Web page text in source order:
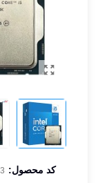
کد محصول: